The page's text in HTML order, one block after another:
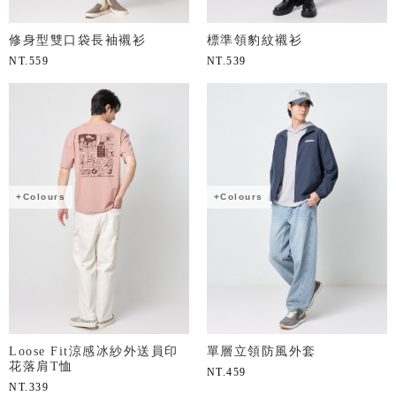
修身型雙口袋長袖襯衫
NT. 559
標準領豹紋襯衫
NT.539
+Colours
Loose Fit涼感冰紗外送員印
花落肩T恤
NT. 339
+Colours
單層立領防風外套
NT.459